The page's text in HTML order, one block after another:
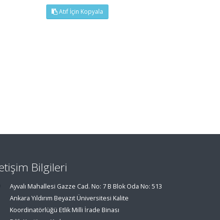
Atıf İçin Kopyala
Bilgileri
Ayvalı Mahallesi Gazze Cad. No: 7 B Blok Oda No: 513
Ankara Yıldırım Beyazıt Üniversitesi Kalite
Koordinatörlüğü Etlik Milli İrade Binası